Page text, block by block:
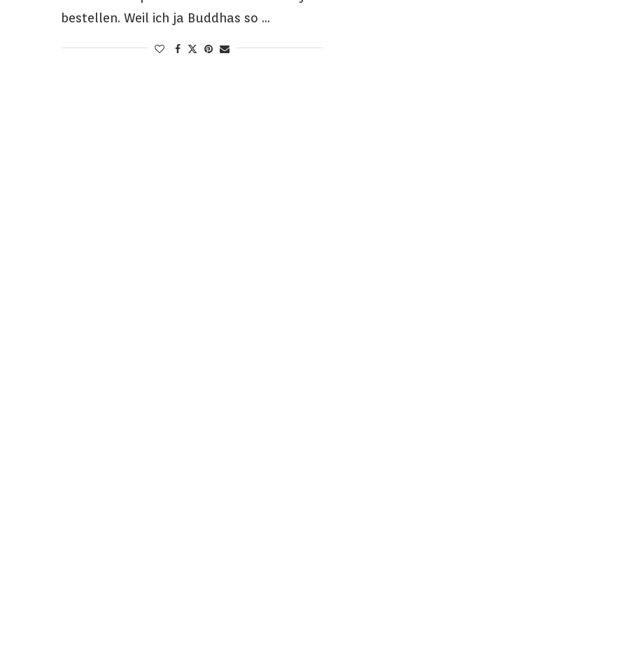
bestellen. Weil ich ja Buddhas so …